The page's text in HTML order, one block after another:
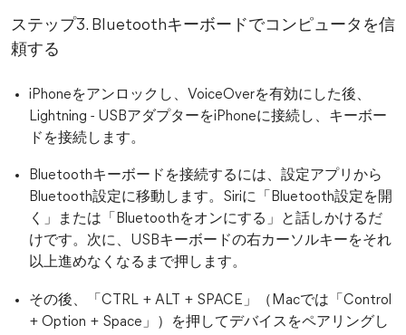
ステップ3. Bluetoothキーボードでコンピュータを信
頼する
iPhoneをアンロックし、VoiceOverを有効にした後、
Lightning - USBアダプターをiPhoneに接続し、キーボー
ドを接続します。
Bluetoothキーボードを接続するには、設定アプリから
Bluetooth設定に移動します。Siriに「Bluetooth設定を開
く」または「Bluetoothをオンにする」と話しかけるだ
けです。次に、USBキーボードの右カーソルキーをそれ
以上進めなくなるまで押します。
その後、「CTRL + ALT + SPACE」（Macでは「Control
+ Option + Space」）を押してデバイスをペアリングし